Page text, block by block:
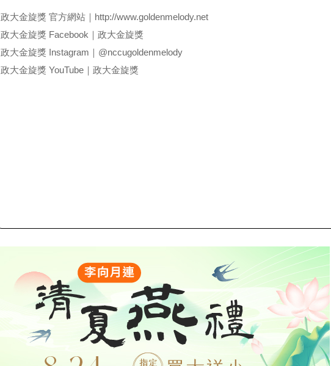
政大金旋獎 官方網站｜
http://www.goldenmelody.net
政大金旋獎 Facebook｜ 政大金旋獎
政大金旋獎 Instagram｜ @nccugoldenmelody
政大金旋獎 YouTube｜ 政大金旋獎